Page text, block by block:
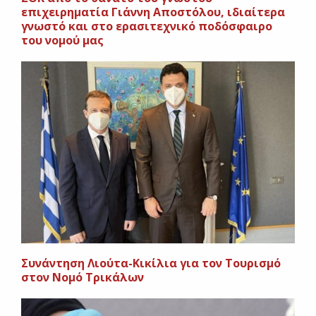
επιχειρηματία Γιάννη Αποστόλου, ιδιαίτερα
γνωστό και στο ερασιτεχνικό ποδόσφαιρο
του νομού μας
Συνάντηση Λιούτα-Κικίλια για τον Tουρισμό
στον Νομό Τρικάλων